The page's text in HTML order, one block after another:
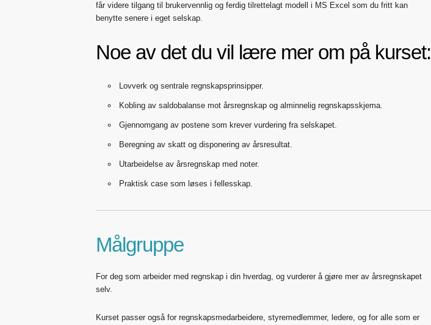
får videre tilgang til brukervennlig og ferdig tilrettelagt modell i MS Excel som du fritt kan
benytte senere i eget selskap.
Noe av det du vil lære mer om på kurset:
Lovverk og sentrale regnskapsprinsipper.
Kobling av saldobalanse mot årsregnskap og alminnelig regnskapsskjema.
Gjennomgang av postene som krever vurdering fra selskapet.
Beregning av skatt og disponering av årsresultat.
Utarbeidelse av årsregnskap med noter.
Praktisk case som løses i fellesskap.
Målgruppe
For deg som arbeider med regnskap i din hverdag, og vurderer å gjøre mer av årsregnskapet
selv.
Kurset passer også for regnskapsmedarbeidere, styremedlemmer, ledere, og for alle som er